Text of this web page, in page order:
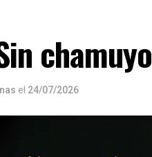
chamuyo
el 24/07/2026